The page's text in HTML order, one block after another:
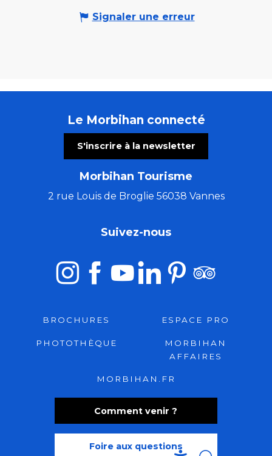
Signaler une erreur
Le Morbihan connecté
S'inscrire à la newsletter
Morbihan Tourisme
2 rue Louis de Broglie 56038 Vannes
Comment venir ?
Foire aux questions
Suivez-nous
BROCHURES ESPACE PRO
PHOTOTHÈQUE
MORBIHAN
AFFAIRES
MORBIHAN.FR